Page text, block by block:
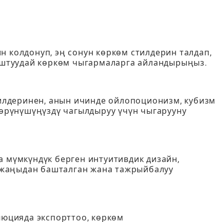
эң сонун көркөм стилдерин талдап,
көркөм чыгармаларга айландырыңыз.
анын ичинде ойлопоционизм, кубизм
чагылдыруу үчүн чыгарууну
берген интуитивдик дизайн,
башталган жана тажрыйбалуу
экспорттоо, көркөм